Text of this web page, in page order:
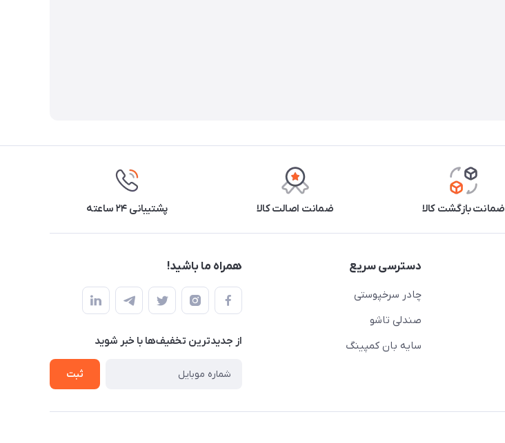
ضمانت بازگشت کالا ضمانت اصالت کالا پشتیبانی ۲۴ ساعته
دسترسی سریع
چادر سرخپوستی
صندلی تاشو
سایه بان کمپینگ
همراه ما باشید!
از جدید‌ترین تخفیف‌ها با‌ خبر شوید
ثبت